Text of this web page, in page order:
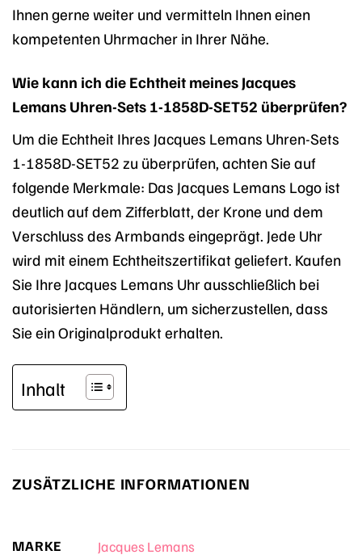
Ihnen gerne weiter und vermitteln Ihnen einen
kompetenten Uhrmacher in Ihrer Nähe.
Wie kann ich die Echtheit meines Jacques
Lemans Uhren-Sets 1-1858D-SET52 überprüfen?
Um die Echtheit Ihres Jacques Lemans Uhren-Sets
1-1858D-SET52 zu überprüfen, achten Sie auf
folgende Merkmale: Das Jacques Lemans Logo ist
deutlich auf dem Zifferblatt, der Krone und dem
Verschluss des Armbands eingeprägt. Jede Uhr
wird mit einem Echtheitszertifikat geliefert. Kaufen
Sie Ihre Jacques Lemans Uhr ausschließlich bei
autorisierten Händlern, um sicherzustellen, dass
Sie ein Originalprodukt erhalten.
Inhalt
ZUSÄTZLICHE INFORMATIONEN
MARKE Jacques Lemans